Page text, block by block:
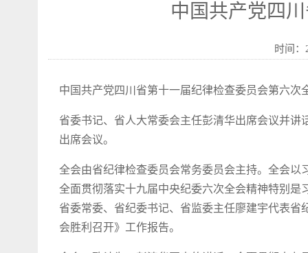
中国共产党四
时间
中国共产党四川省第十一届纪律检查委员会第六次
省委书记、省人大常委会主任彭清华出席会议并
出席会议。
全会由省纪律检查委员会常务委员会主持。全会
全面贯彻落实十九届中央纪委六次全会精神特别是
省委常委、省纪委书记、省监委主任廖建宇代表
会胜利召开》工作报告。